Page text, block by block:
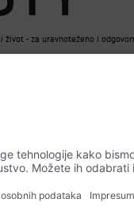
- za uravnoteženo i